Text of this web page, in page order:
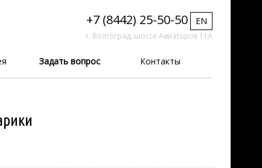
+7 (8442) 25-50-50 EN
г. Волгоград, шоссе Авиаторов 11А
Задать вопрос Контакты